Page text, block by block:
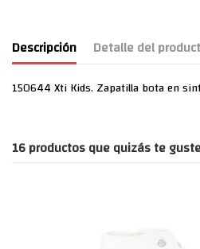
Descripción Detalle del
150644 Xti Kids. Zapatilla bota en
16 productos que quizás te